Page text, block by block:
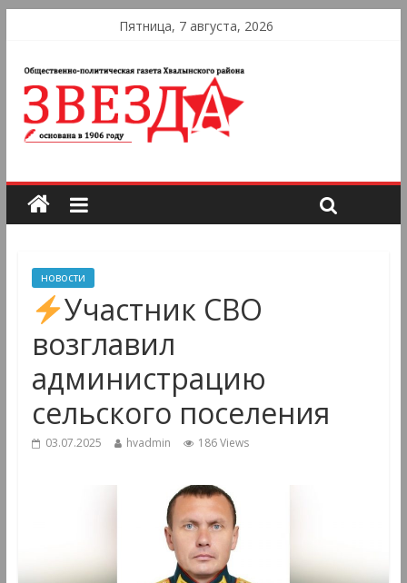
Пятница, 7 августа, 2026
новости
Участник СВО
возглавил
администрацию
сельского поселения
03.07.2025 hvadmin 186 Views